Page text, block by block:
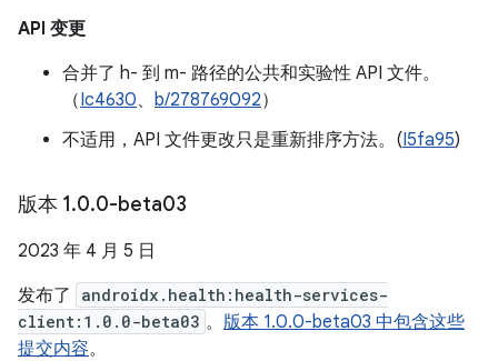
API 变更
合并了 h- 到 m- 路径的公共和实验性 API 文件。
（Ic4630、 b/278769092）
不适用，API 文件更改只是重新排序方法。(I5fa95)
版本 1.0.0-beta03
2023 年 4 月 5 日
发布了
androidx.health:health-services-
client:1.0.0-beta03 。 版本 1.0.0-beta03 中包含这些
提交内容。